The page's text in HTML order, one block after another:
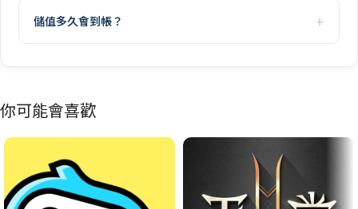
儲值多久會到帳？
你可能會喜歡